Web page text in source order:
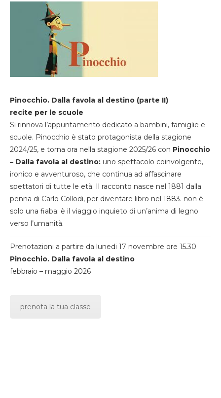
Pinocchio. Dalla favola al destino (parte II)
recite per le scuole
Si rinnova l’appuntamento dedicato a bambini, famiglie e
scuole. Pinocchio è stato protagonista della stagione
2024/25, e torna ora nella stagione 2025/26 con Pinocchio
– Dalla favola al destino: uno spettacolo coinvolgente,
ironico e avventuroso, che continua ad affascinare
spettatori di tutte le età. Il racconto nasce nel 1881 dalla
penna di Carlo Collodi, per diventare libro nel 1883. non è
solo una fiaba: è il viaggio inquieto di un’anima di legno
verso l’umanità.
Prenotazioni a partire da lunedi 17 novembre ore 15.30
Pinocchio. Dalla favola al destino
febbraio – maggio 2026
prenota la tua classe